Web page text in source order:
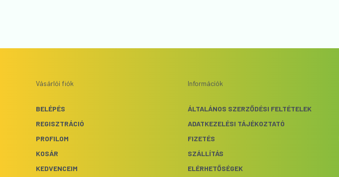
Vásárlói fiók
BELÉPÉS
REGISZTRÁCIÓ
PROFILOM
KOSÁR
KEDVENCEIM
Információk
ÁLTALÁNOS SZERZŐDÉSI FELTÉTELEK
ADATKEZELÉSI TÁJÉKOZTATÓ
FIZETÉS
SZÁLLÍTÁS
ELÉRHETŐSÉGEK